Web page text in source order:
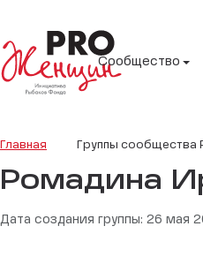
Сообщество
Главная Группы сообщества
Ромадина
Дата создания группы: 26 мая